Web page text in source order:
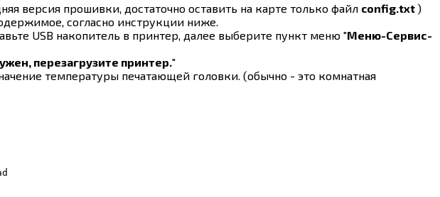
версия прошивки, достаточно оставить на карте только файл config.txt)
согласно инструкции ниже.
USB накопитель в принтер, далее выберите пункт меню "Меню-Сервис-
перезагрузите принтер."
температуры печатающей головки. (обычно - это комнатная